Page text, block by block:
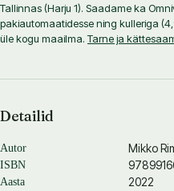
Tallinnas (Harju 1). Saadame ka
pakiautomaatidesse ning kulleriga
üle kogu maailma. Tarne ja
Detailid
Autor Mikko
ISBN
Aasta 2022